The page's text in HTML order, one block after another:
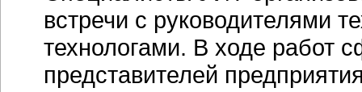
встречи с руководителями
технологами. В ходе работ
представителей